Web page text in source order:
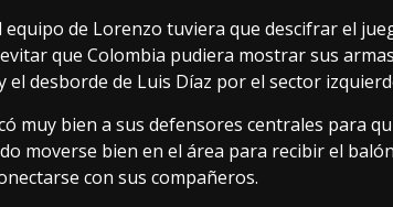
equipo de Lorenzo tuviera que descifrar el
que Colombia pudiera mostrar sus
el desborde de Luis Díaz por el sector
muy bien a sus defensores centrales para
moverse bien en el área para recibir el
con sus compañeros.